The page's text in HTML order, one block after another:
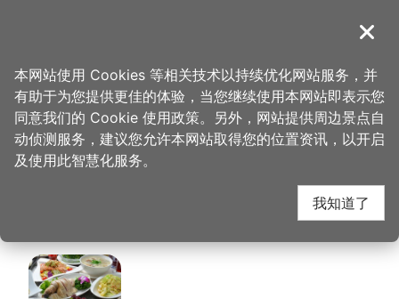
導覽
首页 > 想去的地方 > 美食、购物 > 桃园高尔夫俱乐部-悦华大酒店
桃园高尔夫俱乐部-悦
华大酒店 周边店家
关闭
本网站使用 Cookies 等相关技术以持续优化网站服务，并
有助于为您提供更佳的体验，当您继续使用本网站即表示您
同意我们的 Cookie 使用政策。另外，网站提供周边景点自
动侦测服务，建议您允许本网站取得您的位置资讯，以开启
及使用此智慧化服务。
我知道了